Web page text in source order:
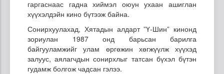
гаргаснаас гадна хиймэл оюун ухаан ашиглан
хүүхэлдэйн кино бүтээж байна.
Сонирхуулахад, Хятадын алдарт ”Ү-Шин” кинонд
зориулан 1987 онд барьсан барилга
байгууламжийг улам өргөжин хөгжүүлж хүүхэд
залуус, аялагчдын сонирхлыг татсан бүхэл бүтэн
гудамж болгож чадсан гэлээ.